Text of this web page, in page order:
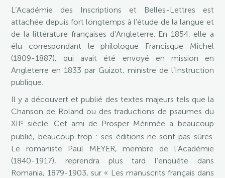
L’Académie des Inscriptions et Belles-Lettres est
attachée depuis fort longtemps à l’étude de la langue et
de la littérature françaises d’Angleterre. En 1854, elle a
élu correspondant le philologue Francisque Michel
(1809-1887), qui avait été envoyé en mission en
Angleterre en 1833 par Guizot, ministre de l’Instruction
publique.
Il y a découvert et publié des textes majeurs tels que la
Chanson de Roland ou des traductions de psaumes du
XIIe
siècle. Cet ami de Prosper Mérimée a beaucoup
publié, beaucoup trop : ses éditions ne sont pas sûres.
Le romaniste Paul MEYER, membre de l’Académie
(1840-1917), reprendra plus tard l’enquête dans
Romania, 1879-1903, sur « Les manuscrits français dans